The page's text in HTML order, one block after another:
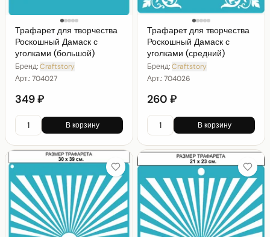
Трафарет для творчества
Роскошный Дамаск с
уголками (большой)
Бренд:Craftstory
Арт.:704027
349 ₽
В корзину
Трафарет для творчества
Роскошный Дамаск с
уголками (средний)
Бренд:Craftstory
Арт.:704026
260 ₽
В корзину